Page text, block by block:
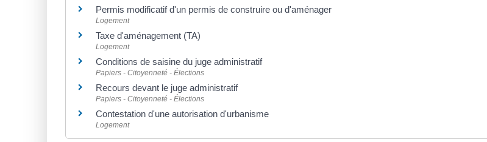
Permis modificatif d'un permis de construire ou d'aménager
Logement
Taxe d'aménagement (TA)
Logement
Conditions de saisine du juge administratif
Papiers - Citoyenneté - Élections
Recours devant le juge administratif
Papiers - Citoyenneté - Élections
Contestation d'une autorisation d'urbanisme
Logement